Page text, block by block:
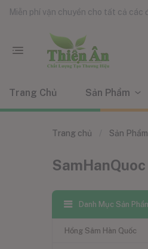
Miễn phí vận chuyển cho tất cả các
Trang Chủ Sản Phẩm
Trang chủ Sản Phẩm
SamHanQuoc
Danh Mục Sản
Hồng Sâm Hàn Quốc